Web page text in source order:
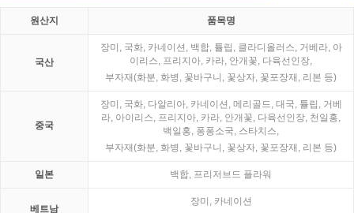
원산지 품목명
국산
장미, 국화, 카네이션, 백합, 튤립, 클라디올러스, 거베라, 아
이리스, 프리지아, 카라, 안개꽃, 다육선인장,
부자재(화분, 화병, 꽃바구니, 꽃상자, 꽃포장재, 리본 등)
중국
장미, 국화, 다알리아, 카네이션, 메리골드, 대국, 튤립, 거베
라, 아이리스, 프리지아, 카라, 안개꽃, 다육선인장, 천일홍,
백일홍, 퐁퐁소국, 스타치스,
부자재(화분, 화병, 꽃바구니, 꽃상자, 꽃포장재, 리본 등)
일본 백합, 프리저브드 플라워
베트남
장미, 카네이션